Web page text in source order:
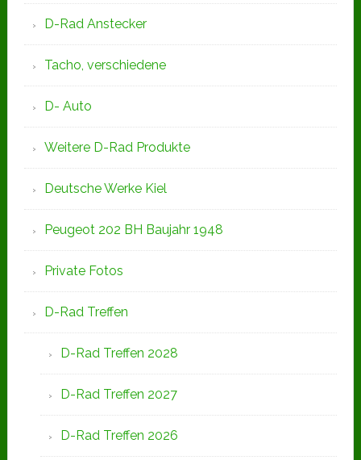
D-Rad Anstecker
Tacho, verschiedene
D- Auto
Weitere D-Rad Produkte
Deutsche Werke Kiel
Peugeot 202 BH Baujahr 1948
Private Fotos
D-Rad Treffen
D-Rad Treffen 2028
D-Rad Treffen 2027
D-Rad Treffen 2026